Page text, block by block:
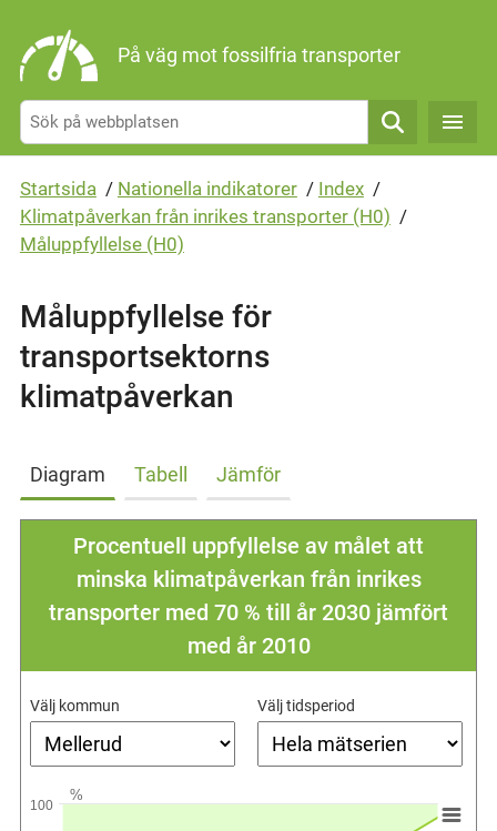
På väg mot fossilfria transporter
Sök
Startsida / Nationella indikatorer / Index /
Klimatpåverkan från inrikes transporter (H0) /
Måluppfyllelse (H0)
Måluppfyllelse för
transportsektorns
klimatpåverkan
Diagram Tabell Jämför
Procentuell uppfyllelse av målet att
minska klimatpåverkan från inrikes
transporter med 70 % till år 2030 jämfört
med år 2010
Välj kommun Välj tidsperiod
%
100